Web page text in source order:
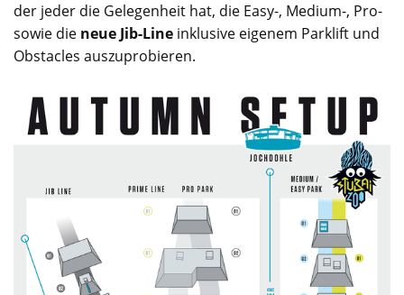
der jeder die Gelegenheit hat, die Easy-, Medium-, Pro-
sowie die neue Jib-Line inklusive eigenem Parklift und
Obstacles auszuprobieren.